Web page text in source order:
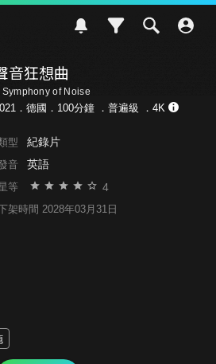
音狂想曲
Symphony of Noise
．德國．100分鐘 ． 普遍級 ．4K
型 紀錄片
音 英語
等 4
架時間 2028年03月31日